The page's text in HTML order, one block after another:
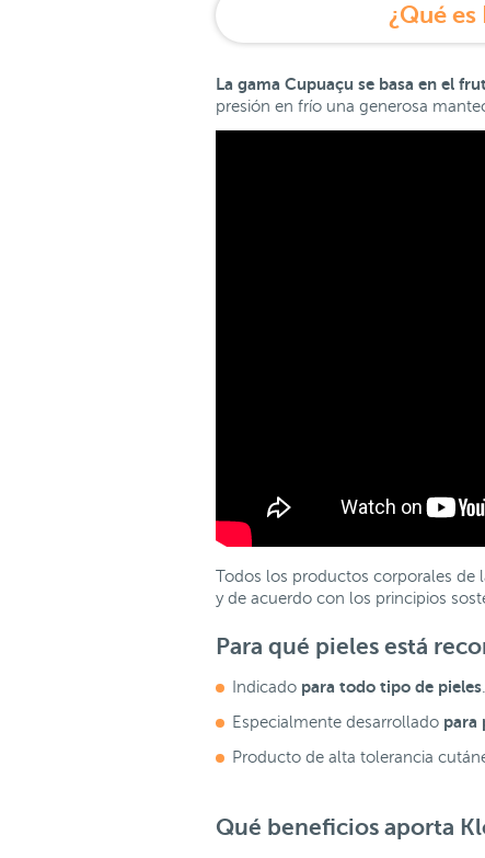
¿Qué
La gama Cupuaçu se basa en el
presión en frío una generosa
Todos los productos corporales de
y de acuerdo con los principios
Para qué pieles está
Indicado para todo tipo de pieles
Especialmente desarrollado para
Producto de alta tolerancia
Qué beneficios aporta